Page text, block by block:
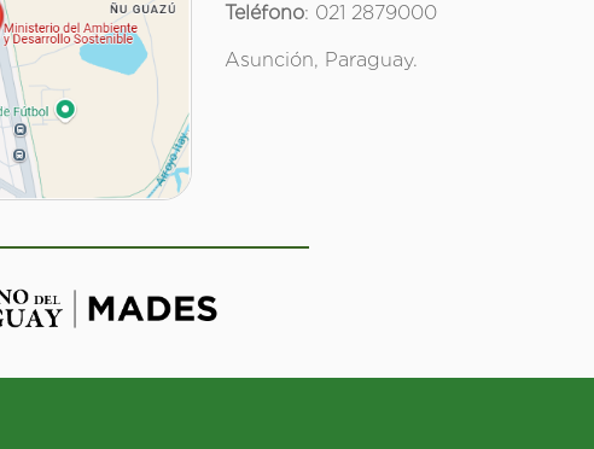
Teléfono: 021 2879000
Asunción, Paraguay.